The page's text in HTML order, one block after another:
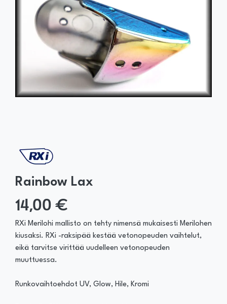
Rainbow Lax
14,00 €
RXi Merilohi mallisto on tehty nimensä mukaisesti Merilohen
kiusaksi. RXi -raksipää kestää vetonopeuden vaihtelut,
eikä tarvitse virittää uudelleen vetonopeuden
muuttuessa.
Runkovaihtoehdot UV, Glow, Hile, Kromi